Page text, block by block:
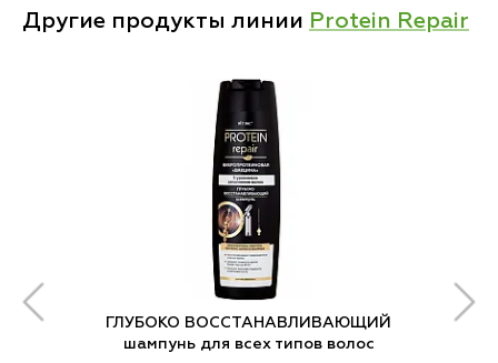
Другие продукты линии Protein Repair
ГЛУБОКО ВОССТАНАВЛИВАЮЩИЙ
шампунь для всех типов волос